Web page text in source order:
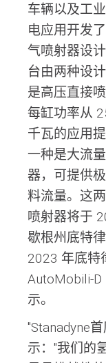
车辆以及工
电应用开发
气喷射器设
台由两种设
是高压直接
每缸功率从
千瓦的应用
一种是大流
器，可提供
料流量。这
喷射器将于
歇根州底特
2023 年底特
AutoMobili-
示。
"Stanadyne
示："我们的